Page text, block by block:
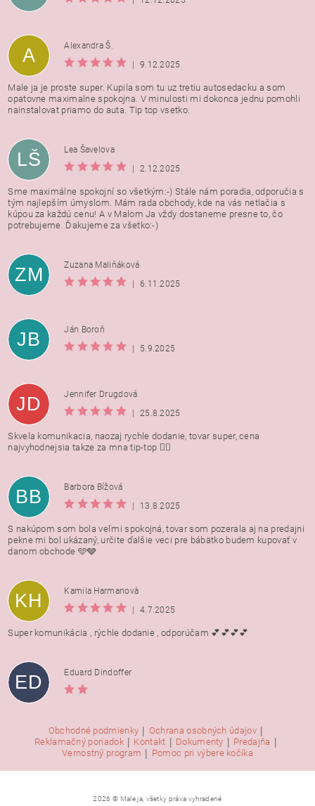
A
Alexandra Š.
|
9.12.2025
Male ja je proste super. Kupila som tu uz tretiu autosedacku a som
opatovne maximalne spokojna. V minulosti mi dokonca jednu pomohli
nainstalovat priamo do auta. Tip top vsetko.
LŠ
Lea Šavelova
|
2.12.2025
Sme maximálne spokojní so všetkým:-) Stále nám poradia, odporučia s
tým najlepším úmyslom. Mám rada obchody, kde na vás netlačia s
kúpou za každú cenu! A v Malom Ja vždy dostaneme presne to, čo
potrebujeme. Ďakujeme za všetko:-)
ZM
Zuzana Maliňáková
|
6.11.2025
JB
Ján Boroň
|
5.9.2025
JD
Jennifer Drugdová
|
25.8.2025
Skvela komunikacia, naozaj rychle dodanie, tovar super, cena
najvyhodnejsia takze za mna tip-top 👍🏻
BB
Barbora Bížová
|
13.8.2025
S nakúpom som bola veľmi spokojná, tovar som pozerala aj na predajni
pekne mi bol ukázaný, určite ďalšie veci pre bábätko budem kupovať v
danom obchode 🩵🩶
KH
Kamila Harmanovà
|
4.7.2025
Super komunikácia , rýchle dodanie , odporúčam 💕💕💕💕
ED Eduard Dindoffer
Obchodné podmienky | Ochrana osobných údajov |
Reklamačný poriadok | Kontakt | Dokumenty | Predajňa |
Vernostný program | Pomoc pri výbere kočíka
2026 © Male ja, všetky práva vyhradené